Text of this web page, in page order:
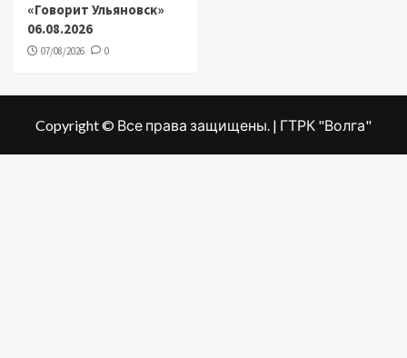
«Говорит Ульяновск»
06.08.2026
07/08/2026 0
Copyright © Все права защищены. | ГТРК "Волга"